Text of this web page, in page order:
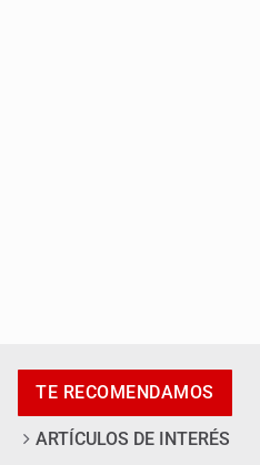
boleto a los Juegos Olímpicos
TE RECOMENDAMOS
ARTÍCULOS DE INTERÉS